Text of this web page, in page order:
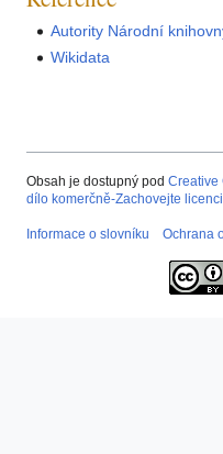
Autority Národní
Wikidata
Obsah je dostupný pod Creative
dílo komerčně-Zachovejte licenci
Informace o slovníku Ochrana